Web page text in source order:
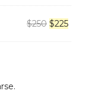
$450.
era:
$380.
es:
$342.
$250 El
$225El